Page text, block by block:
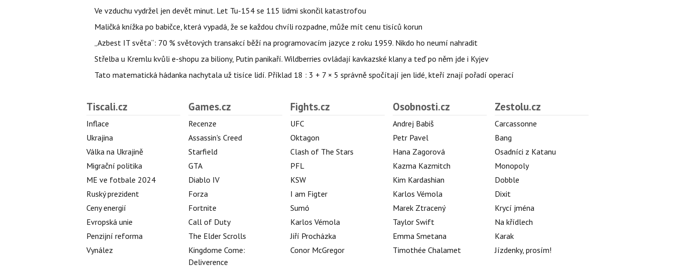
Ve vzduchu vydržel jen devět minut. Let Tu-154 se 115 lidmi skončil katastrofou
Maličká knížka po babičce, která vypadá, že se každou chvíli rozpadne, může mít cenu tisíců korun
„Azbest IT světa“: 70 % světových transakcí běží na programovacím jazyce z roku 1959. Nikdo ho neumí nahradit
Střelba u Kremlu kvůli e-shopu za biliony, Putin panikaří. Wildberries ovládají kavkazské klany a teď po něm jde i Kyjev
Tato matematická hádanka nachytala už tisíce lidí. Příklad 18 : 3 + 7 × 5 správně spočítají jen lidé, kteří znají pořadí operací
Tiscali.cz
Inflace
Ukrajina
Válka na Ukrajině
Migrační politika
ME ve fotbale 2024
Ruský prezident
Ceny energií
Evropská unie
Penzijní reforma
Vynález
Games.cz
Recenze
Assassin's Creed
Starfield
GTA
Diablo IV
Forza
Fortnite
Call of Duty
The Elder Scrolls
Kingdome Come:
Deliverence
Fights.cz
UFC
Oktagon
Clash of The Stars
PFL
KSW
I am Figter
Sumó
Karlos Vémola
Jiří Procházka
Conor McGregor
Osobnosti.cz
Andrej Babiš
Petr Pavel
Hana Zagorová
Kazma Kazmitch
Kim Kardashian
Karlos Vémola
Marek Ztracený
Taylor Swift
Emma Smetana
Timothée Chalamet
Zestolu.cz
Carcassonne
Bang
Osadníci z Katanu
Monopoly
Dobble
Dixit
Krycí jména
Na křídlech
Karak
Jízdenky, prosím!